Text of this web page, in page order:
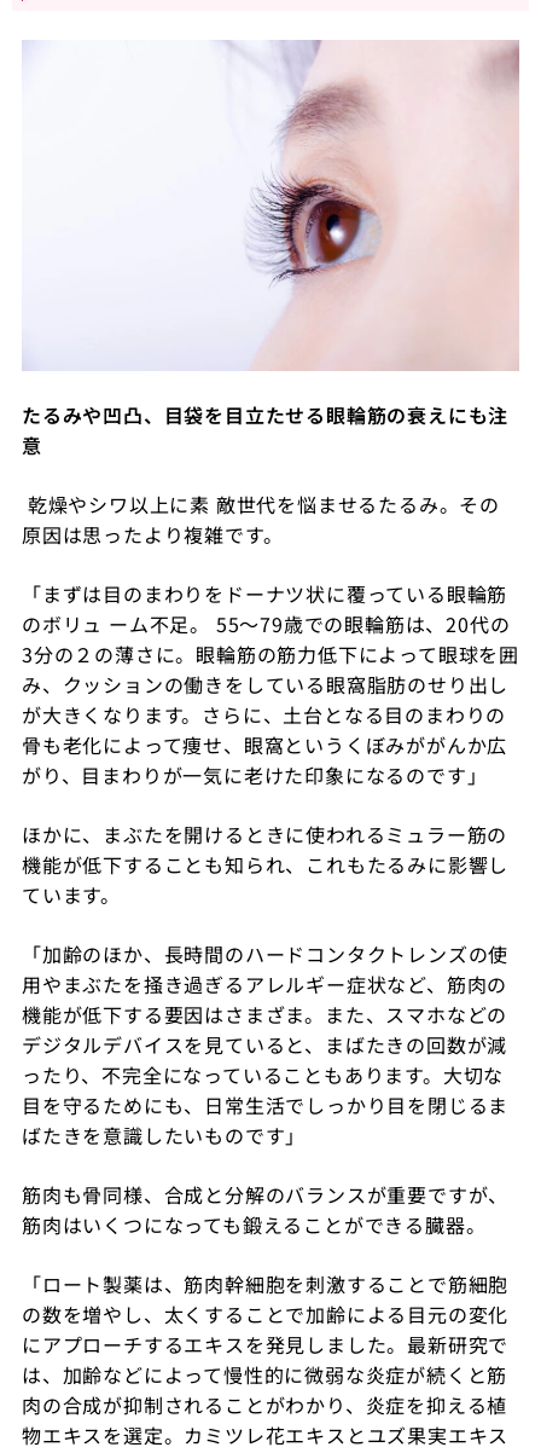
たるみや凹凸、目袋を目立たせる眼輪筋の衰えにも注
意
乾燥やシワ以上に素 敵世代を悩ませるたるみ。その
原因は思ったより複雑です。
「まずは目のまわりをドーナツ状に覆っている眼輪筋
のボリュ ーム不足。 55〜79歳での眼輪筋は、20代の
3分の２の薄さに。眼輪筋の筋力低下によって眼球を囲
み、クッションの働きをしている眼窩脂肪のせり出し
が大きくなります。さらに、土台となる目のまわりの
骨も老化によって痩せ、眼窩というくぼみががんか広
がり、目まわりが一気に老けた印象になるのです」
ほかに、まぶたを開けるときに使われるミュラー筋の
機能が低下することも知られ、これもたるみに影響し
ています。
「加齢のほか、長時間のハードコンタクトレンズの使
用やまぶたを掻き過ぎるアレルギー症状など、筋肉の
機能が低下する要因はさまざま。また、スマホなどの
デジタルデバイスを見ていると、まばたきの回数が減
ったり、不完全になっていることもあります。大切な
目を守るためにも、日常生活でしっかり目を閉じるま
ばたきを意識したいものです」
筋肉も骨同様、合成と分解のバランスが重要ですが、
筋肉はいくつになっても鍛えることができる臓器。
「ロート製薬は、筋肉幹細胞を刺激することで筋細胞
の数を増やし、太くすることで加齢による目元の変化
にアプローチするエキスを発見しました。最新研究で
は、加齢などによって慢性的に微弱な炎症が続くと筋
肉の合成が抑制されることがわかり、炎症を抑える植
物エキスを選定。カミツレ花エキスとユズ果実エキス